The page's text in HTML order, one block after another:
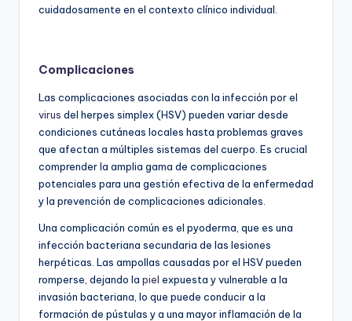
cuidadosamente en el contexto clínico individual.
Complicaciones
Las complicaciones asociadas con la infección por el
virus del herpes simplex (HSV) pueden variar desde
condiciones cutáneas locales hasta problemas graves
que afectan a múltiples sistemas del cuerpo. Es crucial
comprender la amplia gama de complicaciones
potenciales para una gestión efectiva de la enfermedad
y la prevención de complicaciones adicionales.
Una complicación común es el pyoderma, que es una
infección bacteriana secundaria de las lesiones
herpéticas. Las ampollas causadas por el HSV pueden
romperse, dejando la piel expuesta y vulnerable a la
invasión bacteriana, lo que puede conducir a la
formación de pústulas y a una mayor inflamación de la